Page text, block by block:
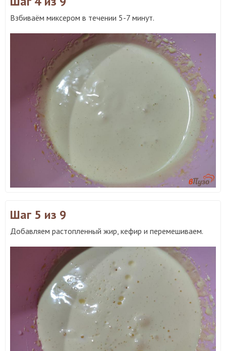
Взбиваём миксером в течении 5-7 минут.
Шаг 5 из 9
Добавляем растопленный жир, кефир и перемешиваем.